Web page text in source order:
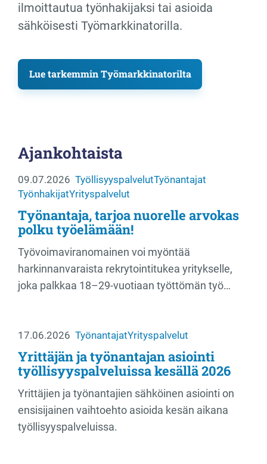
ilmoittautua työnhakijaksi tai asioida
sähköisesti Työmarkkinatorilla.
Lue tarkemmin Työmarkkinatorilta
Ajankohtaista
09.07.2026 TyöllisyyspalvelutTyönantajat
TyönhakijatYrityspalvelut
Työnantaja, tarjoa nuorelle arvokas
polku työelämään!
Työvoimaviranomainen voi myöntää
harkinnanvaraista rekrytointitukea yritykselle,
joka palkkaa 18–29-vuotiaan työttömän työ…
17.06.2026 TyönantajatYrityspalvelut
Yrittäjän ja työnantajan asiointi
työllisyyspalveluissa kesällä 2026
Yrittäjien ja työnantajien sähköinen asiointi on
ensisijainen vaihtoehto asioida kesän aikana
työllisyyspalveluissa.